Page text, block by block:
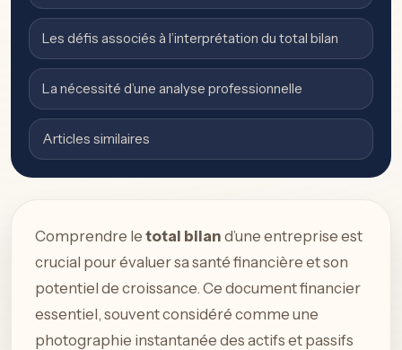
Les défis associés à l’interprétation du total bilan
La nécessité d’une analyse professionnelle
Articles similaires
Comprendre le total bilan d’une entreprise est
crucial pour évaluer sa santé financière et son
potentiel de croissance. Ce document financier
essentiel, souvent considéré comme une
photographie instantanée des actifs et passifs